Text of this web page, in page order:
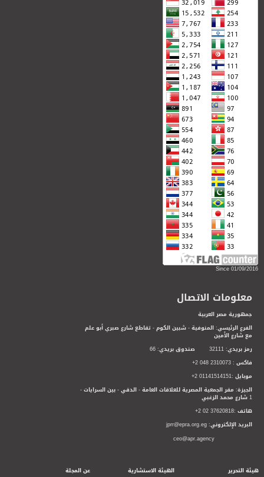
Since 01/09/2016
معلومات الاتصال
جمهورية مصر العربية
الفرع الرئيسي: المنوفية - شبين الكوم - تقاطع شارع صبري أبو علم
مع شارع الأمين
رمز بريدي: 32111 صندوق بريدي: 66
فاكس : 2310073 048 2+
موبايل :01141514151 2+
الجيزة: مقر الجمعية المصرية للعلاقات العامة - الدقي - بين السرايات -
1 شارع محمد الزغبي
هاتف :37620818 02 2+
البريد الإلكتروني: jprr@epra.org.eg
هيئة التحرير الهيئة الاستشارية عن المجلة